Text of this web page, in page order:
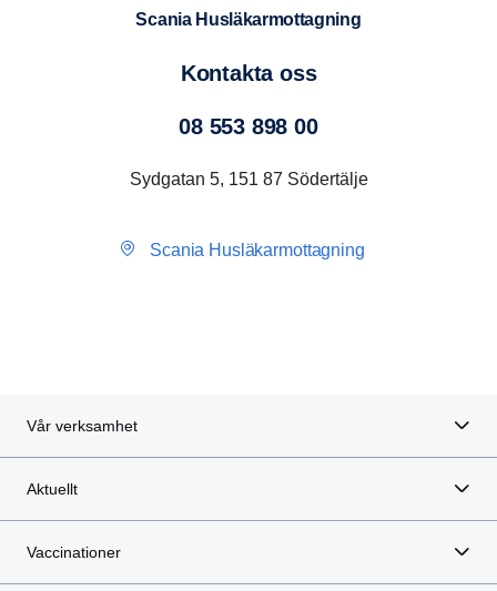
Scania Husläkarmottagning
Kontakta oss
08 553 898 00
Sydgatan 5, 151 87 Södertälje
Scania Husläkarmottagning
Vår verksamhet
Aktuellt
Vaccinationer